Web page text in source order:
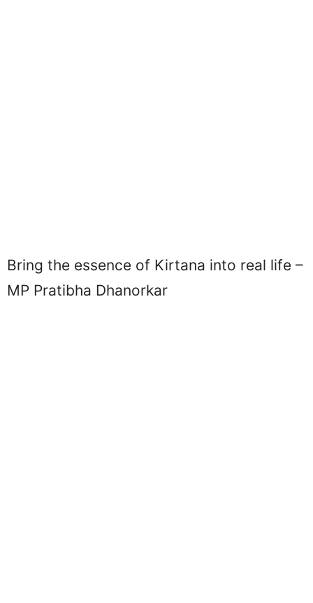
Bring the essence of Kirtana into real life –
MP Pratibha Dhanorkar